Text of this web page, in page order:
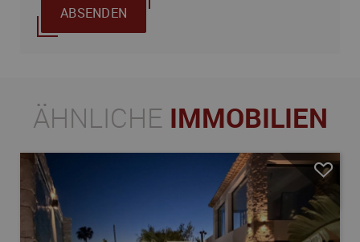
ABSENDEN
ÄHNLICHE IMMOBILIEN